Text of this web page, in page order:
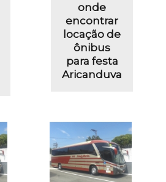
onde
encontrar
locação de
ônibus
para festa
Aricanduva